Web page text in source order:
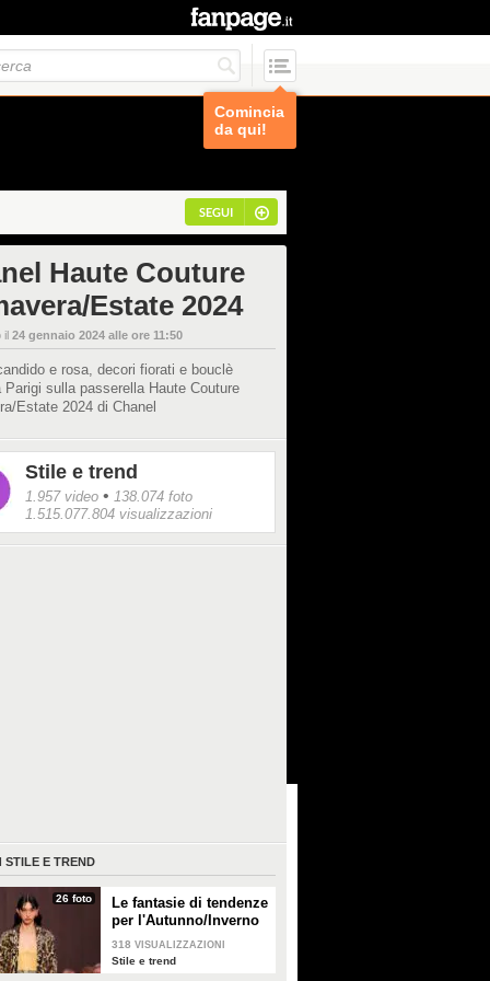
Comincia
da qui!
SEGUI
Haute Couture
Estate 2024
il 24 gennaio 2024 alle ore 11:50
e rosa, decori fiorati e bouclè
Parigi sulla passerella Haute Couture
Estate 2024 di Chanel
Stile e trend
1.957 video • 138.074 foto
1.515.077.804 visualizzazioni
STILE E TREND
26 foto
Le fantasie di tendenze
per l'Autunno/Inverno
2026-2027
318 VISUALIZZAZIONI
Stile e trend